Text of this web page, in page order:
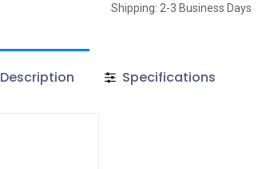
Shipping: 2-3 Business Days
Description Specifications